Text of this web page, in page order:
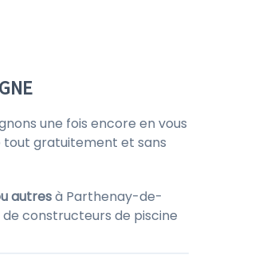
une fois encore en vous
tout gratuitement et sans
autresà Parthenay-de-
constructeurs de piscine